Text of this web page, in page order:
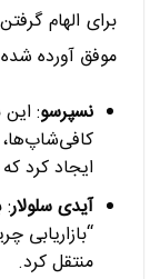
برای الهام
موفق آورده
نسپرسو: این
ایجاد کرد
آیدی سلولار:
“بازاریابی
منتقل کرد.